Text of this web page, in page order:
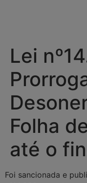
Lei
Folha
até o
Foi sancionada e